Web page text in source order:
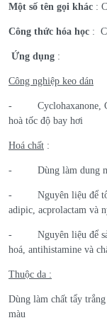
Một số tên gọi khác :
Công thức hóa học : C
Ứng dụng :
Công nghiệp keo dán
- Cyclohaxanone,
hoà tốc độ bay hơi
Hoá chất :
- Dùng làm dung môi
- Nguyên liệu để tổng
adipic, acprolactam và
- Nguyên liệu để sản
hoá, antihistamine và
Thuộc da :
Dùng làm chất tẩy
màu